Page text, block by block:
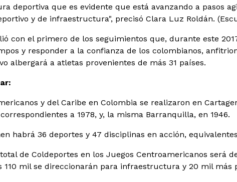
deportiva que es evidente que está avanzando a pasos
y de infraestructura", precisó Clara Luz Roldán.
con el primero de los seguimientos que, durante este
y responder a la confianza de los colombianos,
albergará a atletas provenientes de más 31 países.
y del Caribe en Colombia se realizaron en
a 1978, y, la misma Barranquilla, en 1946.
habrá 36 deportes y 47 disciplinas en acción,
de Coldeportes en los Juegos Centroamericanos será
110 mil se direccionarán para infraestructura y 20 mil más